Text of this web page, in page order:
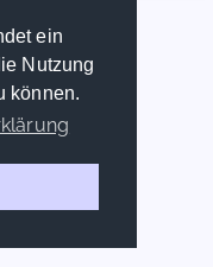
ein
Nutzung
können.